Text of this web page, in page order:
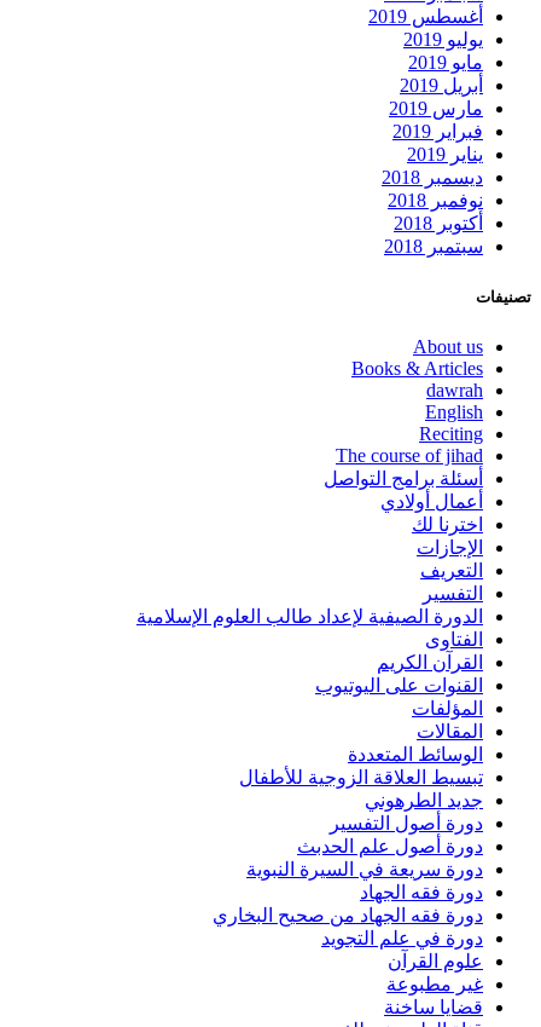
أغسطس 2019
يوليو 2019
مايو 2019
أبريل 2019
مارس 2019
فبراير 2019
يناير 2019
ديسمبر 2018
نوفمبر 2018
أكتوبر 2018
سبتمبر 2018
تصنيفات
About us
Books & Articles
dawrah
English
Reciting
The course of jihad
أسئلة برامج التواصل
أعمال أولادي
اخترنا لك
الإجازات
التعريف
التفسير
الدورة الصيفية لإعداد طالب العلوم الإسلامية
الفتاوى
القرآن الكريم
القنوات على اليوتيوب
المؤلفات
المقالات
الوسائط المتعددة
تبسيط العلاقة الزوجية للأطفال
جديد الطرهوني
دورة أصول التفسير
دورة أصول علم الحدبث
دورة سريعة في السيرة النبوية
دورة فقه الجهاد
دورة فقه الجهاد من صحيح البخاري
دورة في علم التجويد
علوم القرآن
غير مطبوعة
قضايا ساخنة